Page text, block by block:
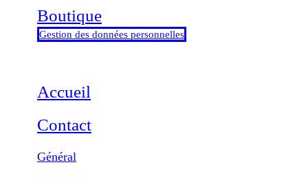
Boutique
Gestion des données personnelles
Accueil
Contact
Général